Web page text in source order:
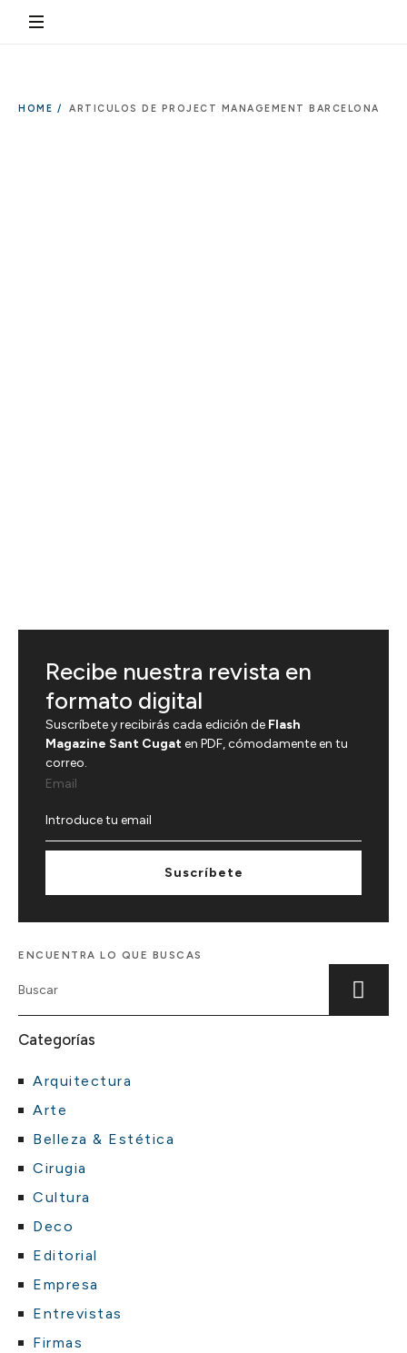
HOME / ARTICULOS DE PROJECT MANAGEMENT BARCELONA
Recibe nuestra revista en
formato digital
Suscríbete y recibirás cada edición de Flash
Magazine Sant Cugaten PDF, cómodamente en tu
correo.
Email
Suscríbete
ENCUENTRA LO QUE BUSCAS
Categorías
Arquitectura
Arte
Belleza & Estética
Cirugia
Cultura
Deco
Editorial
Empresa
Entrevistas
Firmas